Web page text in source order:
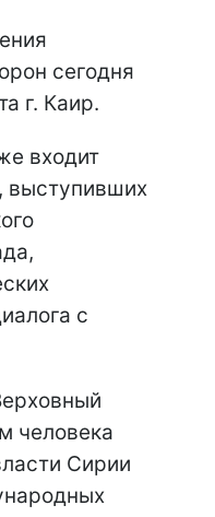
сегодня
г. Каир.
входит
выступивших
с
человека
Сирии